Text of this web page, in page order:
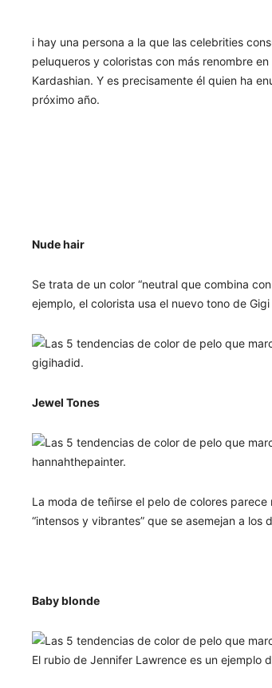
i hay una persona a la que las celebrities
peluqueros y coloristas con más renombre
Kardashian. Y es precisamente él quien ha
próximo año.
Nude hair
Se trata de un color “neutral que combina
ejemplo, el colorista usa el nuevo tono de
gigihadid.
Jewel Tones
hannahthepainter.
La moda de teñirse el pelo de colores
“intensos y vibrantes” que se asemejan a
Baby blonde
El rubio de Jennifer Lawrence es un ejemplo